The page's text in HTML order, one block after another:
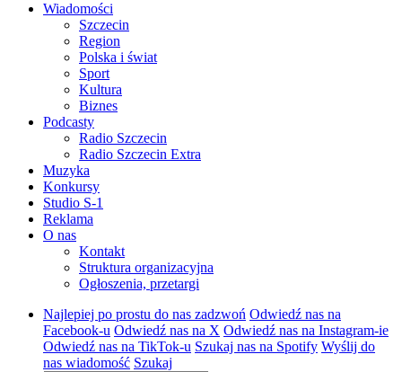
Wiadomości
Szczecin
Region
Polska i świat
Sport
Kultura
Biznes
Podcasty
Radio Szczecin
Radio Szczecin Extra
Muzyka
Konkursy
Studio S-1
Reklama
O nas
Kontakt
Struktura organizacyjna
Ogłoszenia, przetargi
Najlepiej po prostu do nas zadzwoń Odwiedź nas na
Facebook-u Odwiedź nas na X Odwiedź nas na Instagram-ie
Odwiedź nas na TikTok-u Szukaj nas na Spotify Wyślij do
nas wiadomość Szukaj